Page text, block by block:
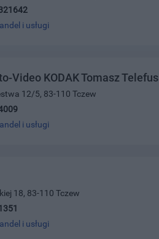
i usługi
Video KODAK Tomasz Telefus
12/5, 83-110 Tczew
i usługi
18, 83-110 Tczew
i usługi